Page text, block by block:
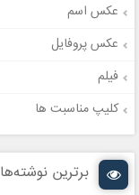
عکس اسم
عکس پروفایل
فیلم
کلیپ مناسبت ها
برترین نوشته‌ها